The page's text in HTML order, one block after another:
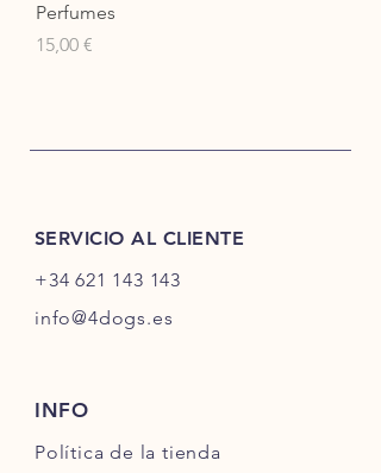
Perfumes
Precio
15,00 €
SERVICIO AL CLIENTE
+34 621 143 143
info@4dogs.es
INFO
Política de la tienda